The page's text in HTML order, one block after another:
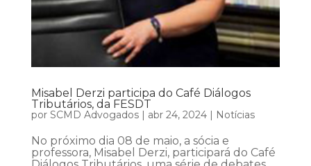
Misabel Derzi participa do Café Diálogos
Tributários, da FESDT
por SCMD Advogados| abr 24, 2024| Notícias
No próximo dia 08 de maio, a sócia e
professora, Misabel Derzi, participará do Café